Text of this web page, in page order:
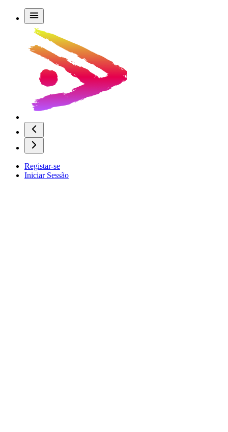
Registar-se
Iniciar Sessão